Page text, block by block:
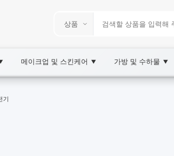
메이크업 및 스킨케어 ▼ 가방 및 수하물 ▼
B2B/B2C Marketplace
설명으로 구글 노출을 강화합니다. 전문가를 위한 가이
기